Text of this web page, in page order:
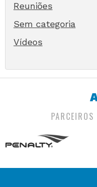
Reuniões
Sem categoria
Vídeos